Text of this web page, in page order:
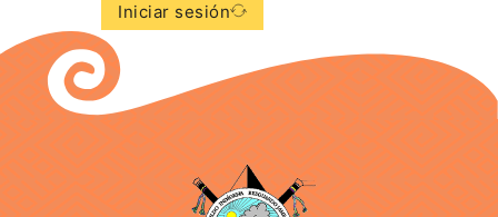
Iniciar sesión